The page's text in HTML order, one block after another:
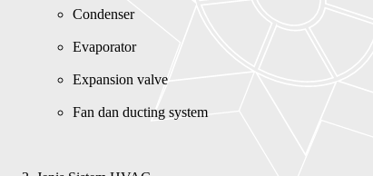
Condenser
Evaporator
Expansion valve
Fan dan ducting system